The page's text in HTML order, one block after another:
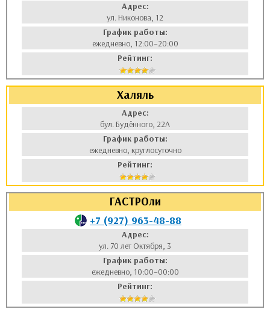
Адрес:
ул. Никонова, 12
График работы:
ежедневно, 12:00–20:00
Рейтинг:
Халяль
Адрес:
бул. Будённого, 22А
График работы:
ежедневно, круглосуточно
Рейтинг:
ГАСТРОли
+7 (927) 963-48-88
Адрес:
ул. 70 лет Октября, 3
График работы:
ежедневно, 10:00–00:00
Рейтинг: